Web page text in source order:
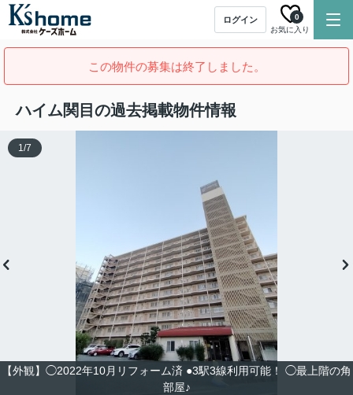
ログイン
お気に入り
0
この物件の募集は終了しました。
ハイム関目の過去掲載物件情報
【外観】◯2022年10月リフォーム済 ●3駅3線利用可能！ ◯最上階の角
部屋♪
1/7